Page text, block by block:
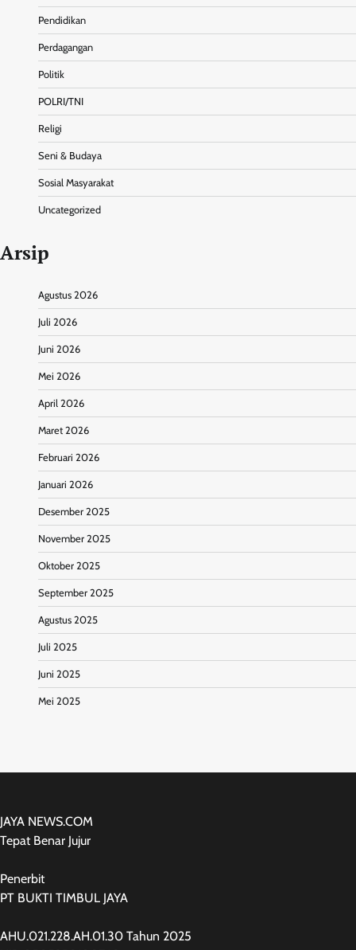
Pendidikan
Perdagangan
Politik
POLRI/TNI
Religi
Seni & Budaya
Sosial Masyarakat
Uncategorized
Arsip
Agustus 2026
Juli 2026
Juni 2026
Mei 2026
April 2026
Maret 2026
Februari 2026
Januari 2026
Desember 2025
November 2025
Oktober 2025
September 2025
Agustus 2025
Juli 2025
Juni 2025
Mei 2025
JAYA NEWS.COM
Tepat Benar Jujur
Penerbit
PT BUKTI TIMBUL JAYA
AHU.021.228.AH.01.30 Tahun 2025